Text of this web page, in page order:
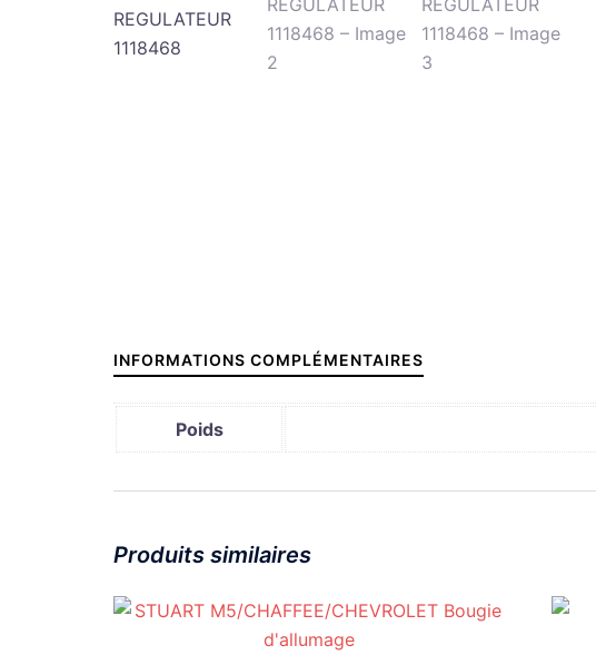
INFORMATIONS COMPLÉMENTAIRES
Poids
Produits similaires